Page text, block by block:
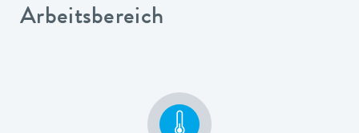
Arbeitsbereich